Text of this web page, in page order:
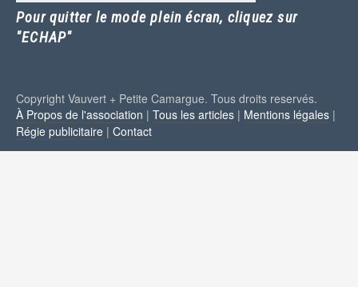
Pour quitter le mode plein écran, cliquez sur
"ECHAP"
Copyright Vauvert + Petite Camargue. Tous droits reservés.
À Propos de l'association | Tous les articles | Mentions légales |
Régie publicitaire | Contact